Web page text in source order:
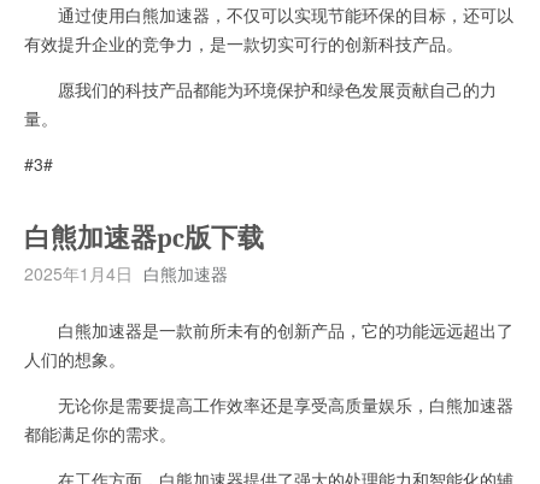
通过使用白熊加速器，不仅可以实现节能环保的目标，还可以
有效提升企业的竞争力，是一款切实可行的创新科技产品。
愿我们的科技产品都能为环境保护和绿色发展贡献自己的力
量。
#3#
白熊加速器pc版下载
2025年1月4日 白熊加速器
白熊加速器是一款前所未有的创新产品，它的功能远远超出了
人们的想象。
无论你是需要提高工作效率还是享受高质量娱乐，白熊加速器
都能满足你的需求。
在工作方面，白熊加速器提供了强大的处理能力和智能化的辅